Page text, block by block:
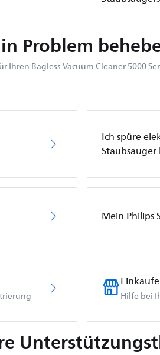
Problem
Ihren Bagless Vacuum Cleaner 5000
Ich spüre
Mein Philips
Hilfe bei